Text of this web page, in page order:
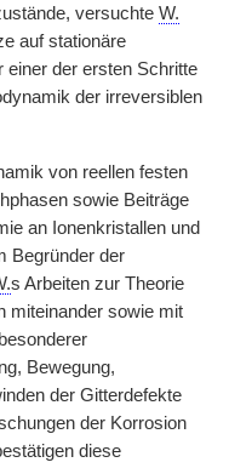
versuchte W.
auf stationäre
einer der ersten Schritte
der irreversiblen
von reellen festen
sowie Beiträge
an Ionenkristallen und
Begründer der
s Arbeiten zur Theorie
miteinander sowie mit
Bewegung,
der Gitterdefekte
der Korrosion
diese